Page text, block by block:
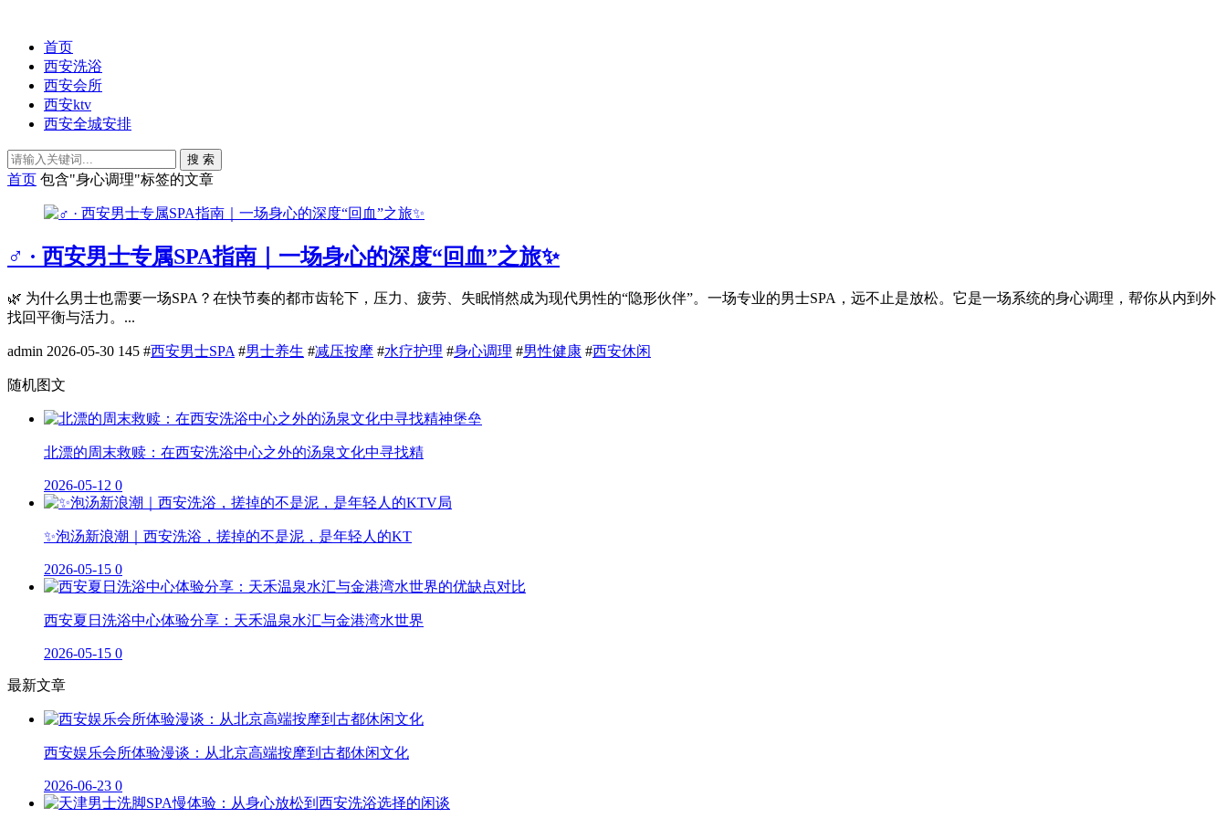
首页
西安洗浴
西安会所
西安ktv
西安全城安排
搜 索
首页 包含"身心调理"标签的文章
♂️ · 西安男士专属SPA指南｜一场身心的深度“回血”之旅✨
🌿 为什么男士也需要一场SPA？在快节奏的都市齿轮下，压力、疲劳、失眠悄然成为现代男性的“隐形伙伴”。一场专业的男士SPA，远不止是放松。它是一场系统的身心调理，帮你从内到外
找回平衡与活力。...
admin 2026-05-30 145 #西安男士SPA #男士养生 #减压按摩 #水疗护理 #身心调理 #男性健康 #西安休闲
随机图文
北漂的周末救赎：在西安洗浴中心之外的汤泉文化中寻找精
2026-05-12 0
✨泡汤新浪潮｜西安洗浴，搓掉的不是泥，是年轻人的KT
2026-05-15 0
西安夏日洗浴中心体验分享：天禾温泉水汇与金港湾水世界
2026-05-15 0
最新文章
西安娱乐会所体验漫谈：从北京高端按摩到古都休闲文化
2026-06-23 0